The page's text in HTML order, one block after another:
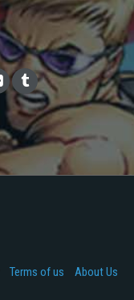
Terms of us About Us